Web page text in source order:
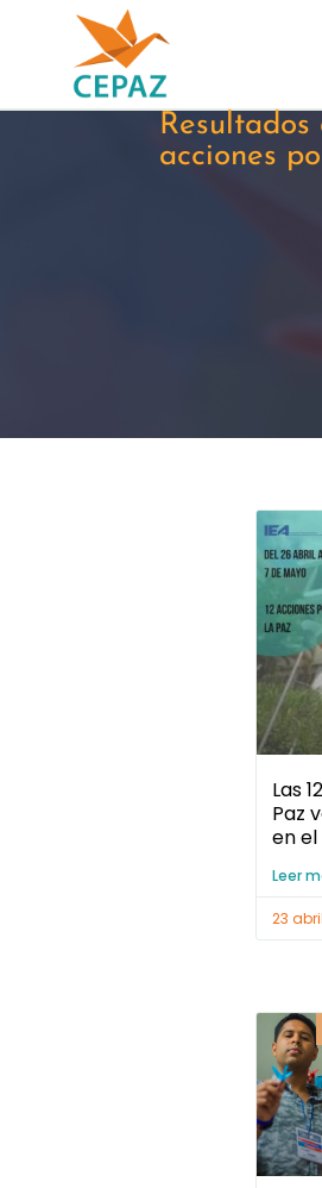
acciones
Las
Paz
en el
Leer
23